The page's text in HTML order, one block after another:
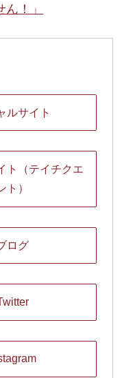
！」
ルサイト
ト（テイチクエ
ト）
ログ